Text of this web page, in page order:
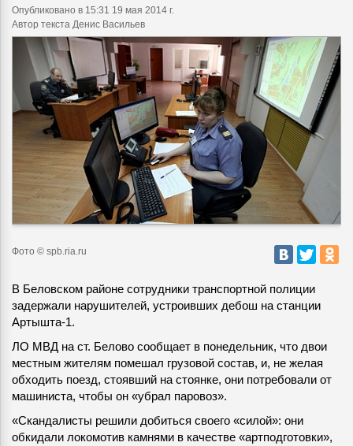
Опубликовано в 15:31 19 мая 2014 г.
Автор текста Денис Васильев
Фото © spb.ria.ru
В Беловском районе сотрудники транспортной полиции
задержали нарушителей, устроивших дебош на станции
Артышта-1.
ЛО МВД на ст. Белово сообщает в понедельник, что двои
местным жителям помешал грузовой состав, и, не желая
обходить поезд, стоявший на стоянке, они потребовали от
машиниста, чтобы он «убрал паровоз».
«Скандалисты решили добиться своего «силой»: они
обкидали локомотив камнями в качестве «артподготовки»,